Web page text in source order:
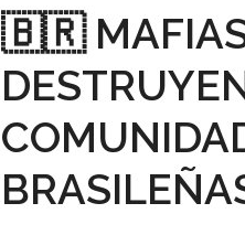
🇧🇷 MAFIAS